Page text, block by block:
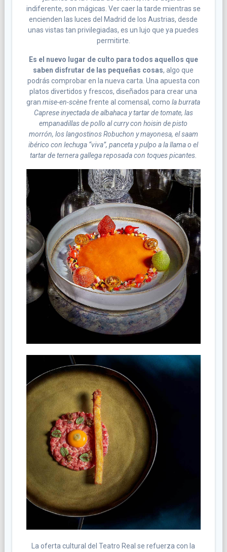
indiferente, son mágicas. Ver caer la tarde mientras se
encienden las luces del Madrid de los Austrias, desde
unas vistas tan privilegiadas, es un lujo que ya puedes
permitirte.
Es el nuevo lugar de culto para todos aquellos que
saben disfrutar de las pequeñas cosas, algo que
podrás comprobar en la nueva carta. Una apuesta con
platos divertidos y frescos, diseñados para crear una
granmise-en-scènefrente al comensal, comola burrata
Caprese inyectada de albahaca y tartar de tomate, las
empanadillas de pollo al curry con hoisin de pisto
morrón, los langostinos Robuchon y mayonesa, el saam
ibérico con lechuga “viva”, panceta y pulpo a la llama o el
tartar de ternera gallega reposada con toques picantes.
La oferta cultural del Teatro Real se refuerza con la